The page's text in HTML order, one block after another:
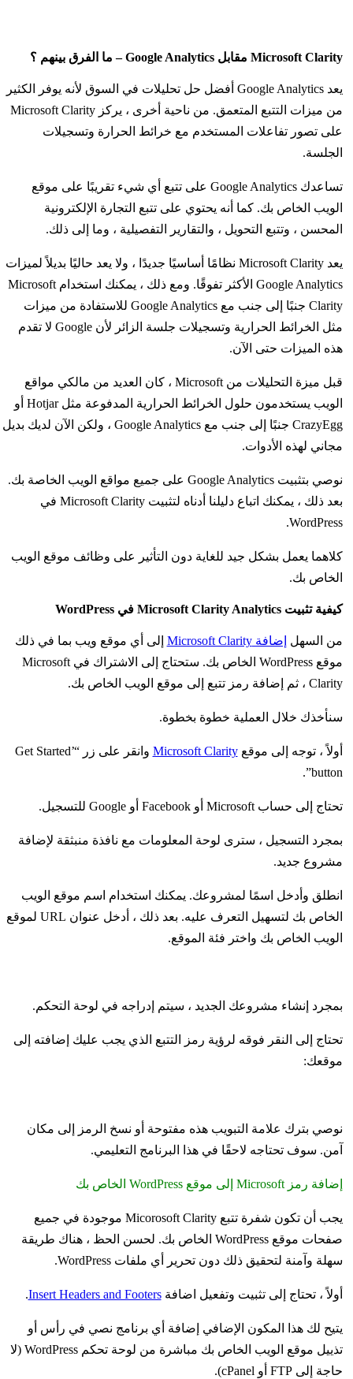
Microsoft Clarity مقابل Google Analytics – ما الفرق بينهم ؟
يعد Google Analytics أفضل حل تحليلات في السوق لأنه يوفر الكثير
من ميزات التتبع المتعمق. من ناحية أخرى ، يركز Microsoft Clarity
على تصور تفاعلات المستخدم مع خرائط الحرارة وتسجيلات
الجلسة.
تساعدك Google Analytics على تتبع أي شيء تقريبًا على موقع
الويب الخاص بك. كما أنه يحتوي على تتبع التجارة الإلكترونية
المحسن ، وتتبع التحويل ، والتقارير التفصيلية ، وما إلى ذلك.
يعد Microsoft Clarity نظامًا أساسيًا جديدًا ، ولا يعد حاليًا بديلاً لميزات
Google Analytics الأكثر تفوقًا. ومع ذلك ، يمكنك استخدام Microsoft
Clarity جنبًا إلى جنب مع Google Analytics للاستفادة من ميزات
مثل الخرائط الحرارية وتسجيلات جلسة الزائر لأن Google لا تقدم
هذه الميزات حتى الآن.
قبل ميزة التحليلات من Microsoft ، كان العديد من مالكي مواقع
الويب يستخدمون حلول الخرائط الحرارية المدفوعة مثل Hotjar أو
CrazyEgg جنبًا إلى جنب مع Google Analytics ، ولكن الآن لديك بديل
مجاني لهذه الأدوات.
نوصي بتثبيت Google Analytics على جميع مواقع الويب الخاصة بك.
بعد ذلك ، يمكنك اتباع دليلنا أدناه لتثبيت Microsoft Clarity في
WordPress.
كلاهما يعمل بشكل جيد للغاية دون التأثير على وظائف موقع الويب
الخاص بك.
كيفية تثبيت Microsoft Clarity Analytics في WordPress
من السهل إضافة Microsoft Clarity
إلى أي موقع ويب بما في ذلك
موقع WordPress الخاص بك. ستحتاج إلى الاشتراك في Microsoft
Clarity ، ثم إضافة رمز تتبع إلى موقع الويب الخاص بك.
سنأخذك خلال العملية خطوة بخطوة.
أولاً ، توجه إلى موقعMicrosoft Clarity
وانقر على زر “Get Started’
button”.
تحتاج إلى حساب Microsoft أو Facebook أو Google للتسجيل.
بمجرد التسجيل ، سترى لوحة المعلومات مع نافذة منبثقة لإضافة
مشروع جديد.
انطلق وأدخل اسمًا لمشروعك. يمكنك استخدام اسم موقع الويب
الخاص بك لتسهيل التعرف عليه. بعد ذلك ، أدخل عنوان URL لموقع
الويب الخاص بك واختر فئة الموقع.
بمجرد إنشاء مشروعك الجديد ، سيتم إدراجه في لوحة التحكم.
تحتاج إلى النقر فوقه لرؤية رمز التتبع الذي يجب عليك إضافته إلى
موقعك:
نوصي بترك علامة التبويب هذه مفتوحة أو نسخ الرمز إلى مكان
آمن. سوف تحتاجه لاحقًا في هذا البرنامج التعليمي.
إضافة رمز Microsoft إلى موقع WordPress الخاص بك
يجب أن تكون شفرة تتبع Micorosoft Clarity موجودة في جميع
صفحات موقع WordPress الخاص بك. لحسن الحظ ، هناك طريقة
سهلة وآمنة لتحقيق ذلك دون تحرير أي ملفات WordPress.
أولاً ، تحتاج إلى تثبيت وتفعيل اضافةInsert Headers and Footers
.
يتيح لك هذا المكون الإضافي إضافة أي برنامج نصي في رأس أو
تذييل موقع الويب الخاص بك مباشرة من لوحة تحكم WordPress (لا
حاجة إلى FTP أو cPanel).